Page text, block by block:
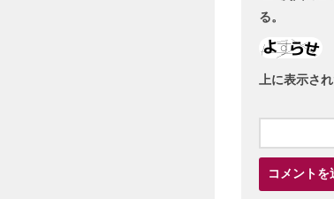
る。
上に表示さ